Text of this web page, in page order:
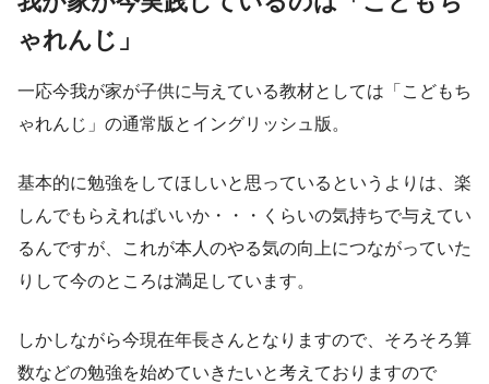
ゃれんじ」
一応今我が家が子供に与えている教材としては「こどもち
ゃれんじ」の通常版とイングリッシュ版。
基本的に勉強をしてほしいと思っているというよりは、楽
しんでもらえればいいか・・・くらいの気持ちで与えてい
るんですが、これが本人のやる気の向上につながっていた
りして今のところは満足しています。
しかしながら今現在年長さんとなりますので、そろそろ算
数などの勉強を始めていきたいと考えておりますので